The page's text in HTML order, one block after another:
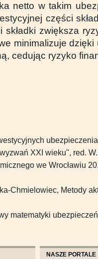
netto w takim
części
składki zwiększa
minimalizuje
cedując ryzyko
XXI wieku", red.
we Wrocławiu
Chmielowiec, Metody
matematyki
NASZE PORTALE